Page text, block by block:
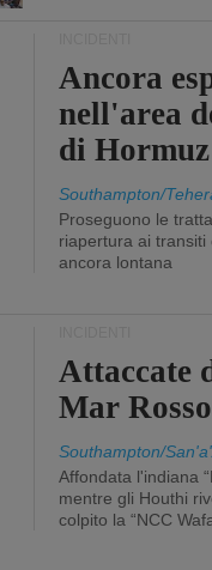
Ancora
nell'area
di Hormuz
Southampton/
Proseguono le
riapertura ai
ancora lontana
Attaccate
Mar Rosso
Southampton/
Affondata l'indiana
mentre gli Houthi
colpito la “NCC